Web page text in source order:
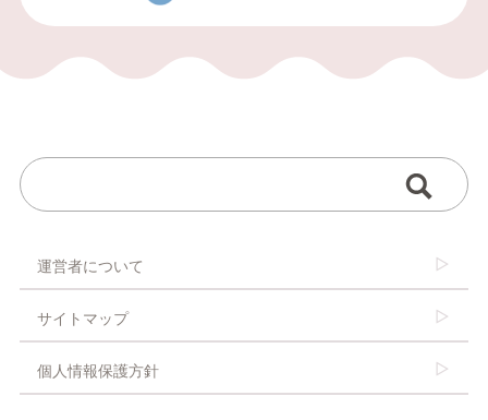
運営者について
サイトマップ
個人情報保護方針